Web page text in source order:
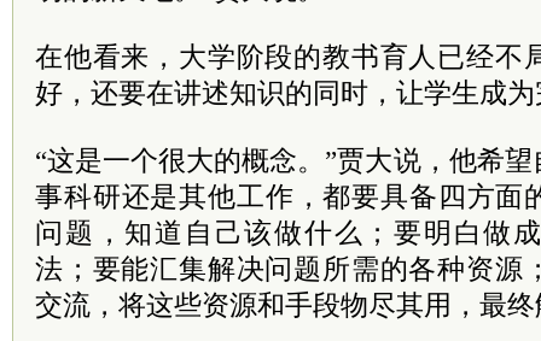
在他看来，大学阶段的教书育人已经不
好，还要在讲述知识的同时，让学生成为
“这是一个很大的概念。”贾大说，他希
事科研还是其他工作，都要具备四方
问题，知道自己该做什么；要明白做
法；要能汇集解决问题所需的各种资源
交流，将这些资源和手段物尽其用，最